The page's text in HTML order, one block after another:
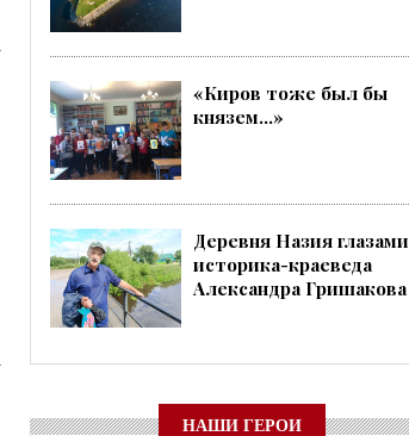
«Киров тоже был бы
князем...»
Деревня Назия глазами
историка-краеведа
Александра Гришакова
НАШИ ГЕРОИ